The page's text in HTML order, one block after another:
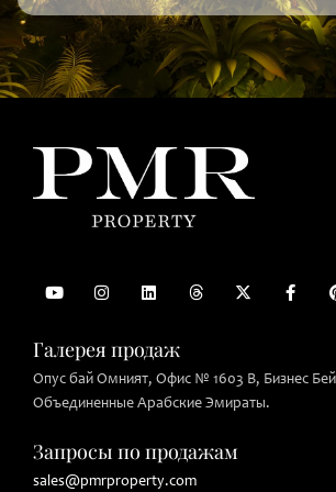
Галерея продаж
Опус бай Омният, Офис № 1603 B, Бизнес
Объединенные Арабские Эмираты.
Запросы по продажам
sales@pmrproperty.com